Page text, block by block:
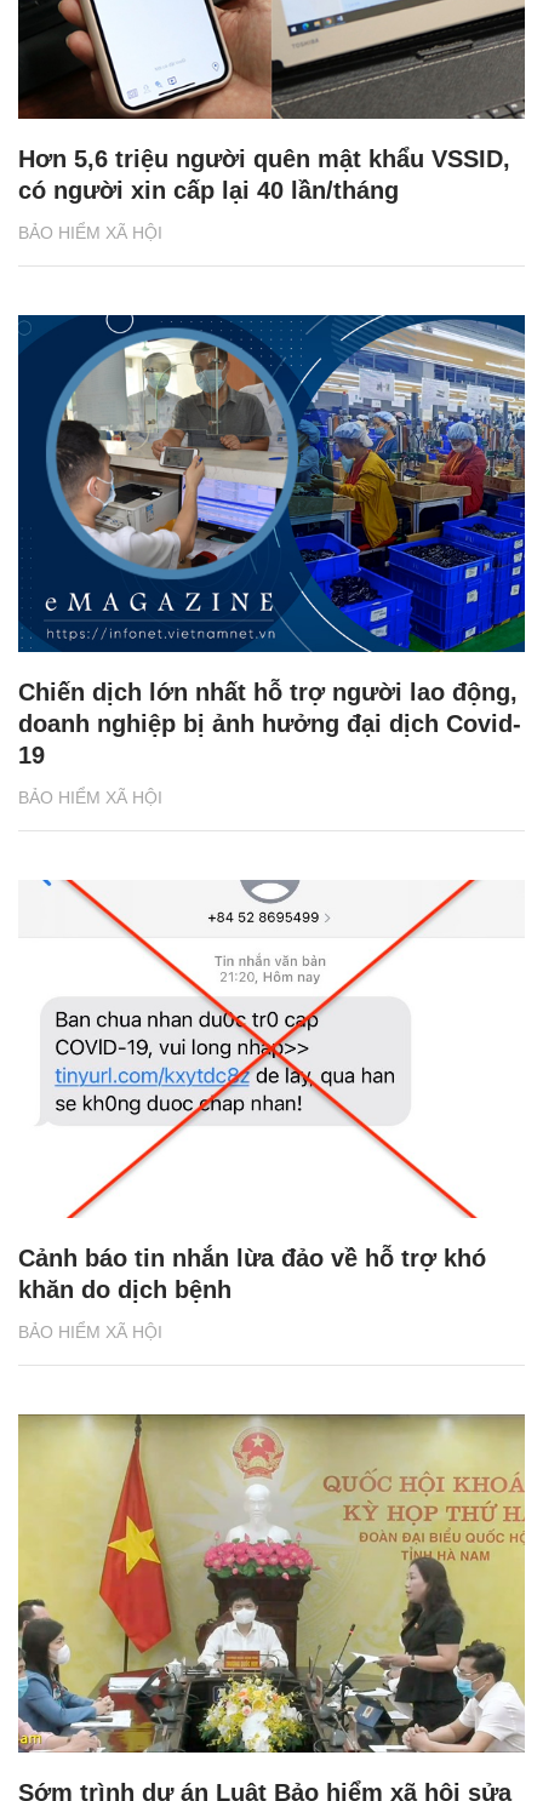
BẢO HIỂM XÃ HỘI
Hơn 5,6 triệu người quên mật khẩu VSSID,
có người xin cấp lại 40 lần/tháng
BẢO HIỂM XÃ HỘI
Chiến dịch lớn nhất hỗ trợ người lao động,
doanh nghiệp bị ảnh hưởng đại dịch Covid-
19
BẢO HIỂM XÃ HỘI
Cảnh báo tin nhắn lừa đảo về hỗ trợ khó
khăn do dịch bệnh
Sớm trình dự án Luật Bảo hiểm xã hội sửa